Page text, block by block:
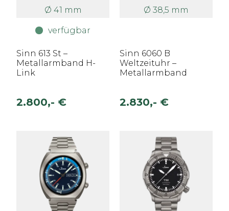
Ø 41 mm
verfügbar
Sinn 613 St –
Metallarmband H-
Link
2.800,- €
Ø 38,5 mm
Sinn 6060 B
Weltzeituhr –
Metallarmband
2.830,- €